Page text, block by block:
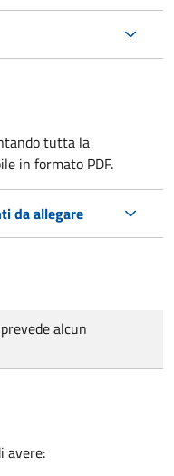
tutta la
in formato PDF.
da allegare
alcun
avere: